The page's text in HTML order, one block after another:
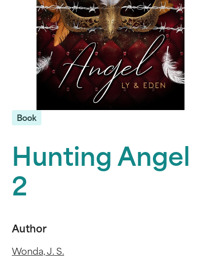
Book
Hunting Angel
2
Author
Wonda, J. S.